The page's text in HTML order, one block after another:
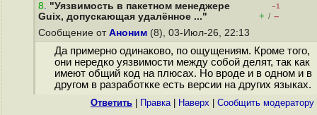
8. "Уязвимость в пакетном менеджере
Guix, допускающая удалённое ..."
–1
+ / –
Сообщение от Аноним (8), 03-Июл-26, 22:13
Да примерно одинаково, по ощущениям. Кроме того,
они нередко уязвимости между собой делят, так как
имеют общий код на плюсах. Но вроде и в одном и в
другом в разработкке есть версии на других языках.
Ответить Правка| Наверх Cообщить модератору